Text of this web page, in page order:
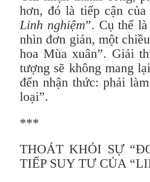
hơn, đó là tiếp cận
Linh nghiệm”. Cụ thể
nhìn đơn giản, một
hoa Mùa xuân”. Giải
tượng sẽ không mang
đến nhận thức: phải
loại”.
***
THOÁT KHỎI SỰ
TIẾP SUY TƯ CỦA